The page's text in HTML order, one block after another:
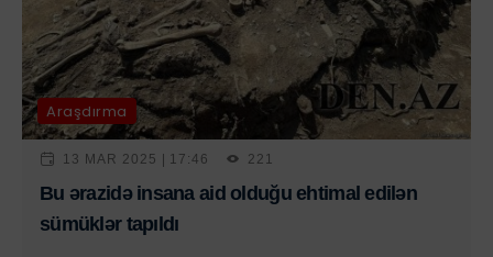
Araşdırma
13 MAR 2025 | 17:46 221
Bu ərazidə insana aid olduğu ehtimal edilən
sümüklər tapıldı